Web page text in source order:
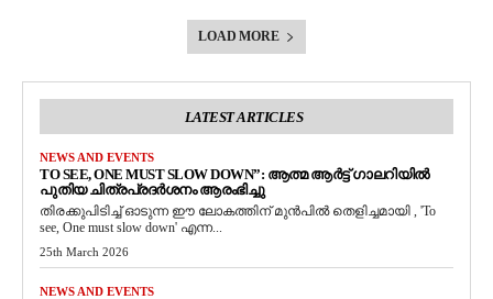
LOAD MORE
LATEST ARTICLES
NEWS AND EVENTS
TO SEE, ONE MUST SLOW DOWN”: ആത്മ ആർട്ട് ഗാലറിയിൽ
പുതിയ ചിത്രപ്രദർശനം ആരംഭിച്ചു
തിരക്കുപിടിച്ച് ഓടുന്ന ഈ ലോകത്തിന് മുൻപിൽ തെളിച്ചമായി , 'To
see, One must slow down' എന്ന...
25th March 2026
NEWS AND EVENTS